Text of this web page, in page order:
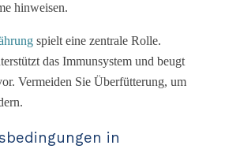
hinweisen.
spielt eine zentrale Rolle.
das Immunsystem und beugt
Vermeiden Sie Überfütterung, um
in